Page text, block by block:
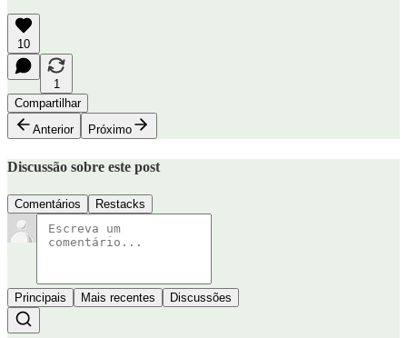
10
1
Compartilhar
Anterior
Próximo
Discussão sobre este post
Comentários Restacks
Principais Mais recentes Discussões